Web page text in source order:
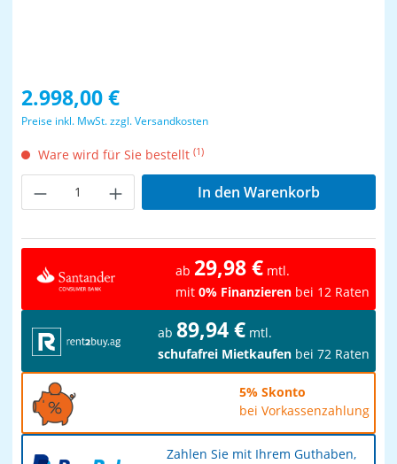
Regulärer Preis:
2.998,00 €
Preise inkl. MwSt. zzgl. Versandkosten
Ware wird für Sie bestellt (1)
Produkt Anzahl: Gib den gewünschten
In den Warenkorb
ab 29,98 € mtl.
mit 0% Finanzieren bei 12 Raten
ab 89,94 € mtl.
schufafrei Mietkaufen bei 72 Raten
5% Skonto
bei Vorkassenzahlung
Zahlen Sie mit Ihrem Guthaben,